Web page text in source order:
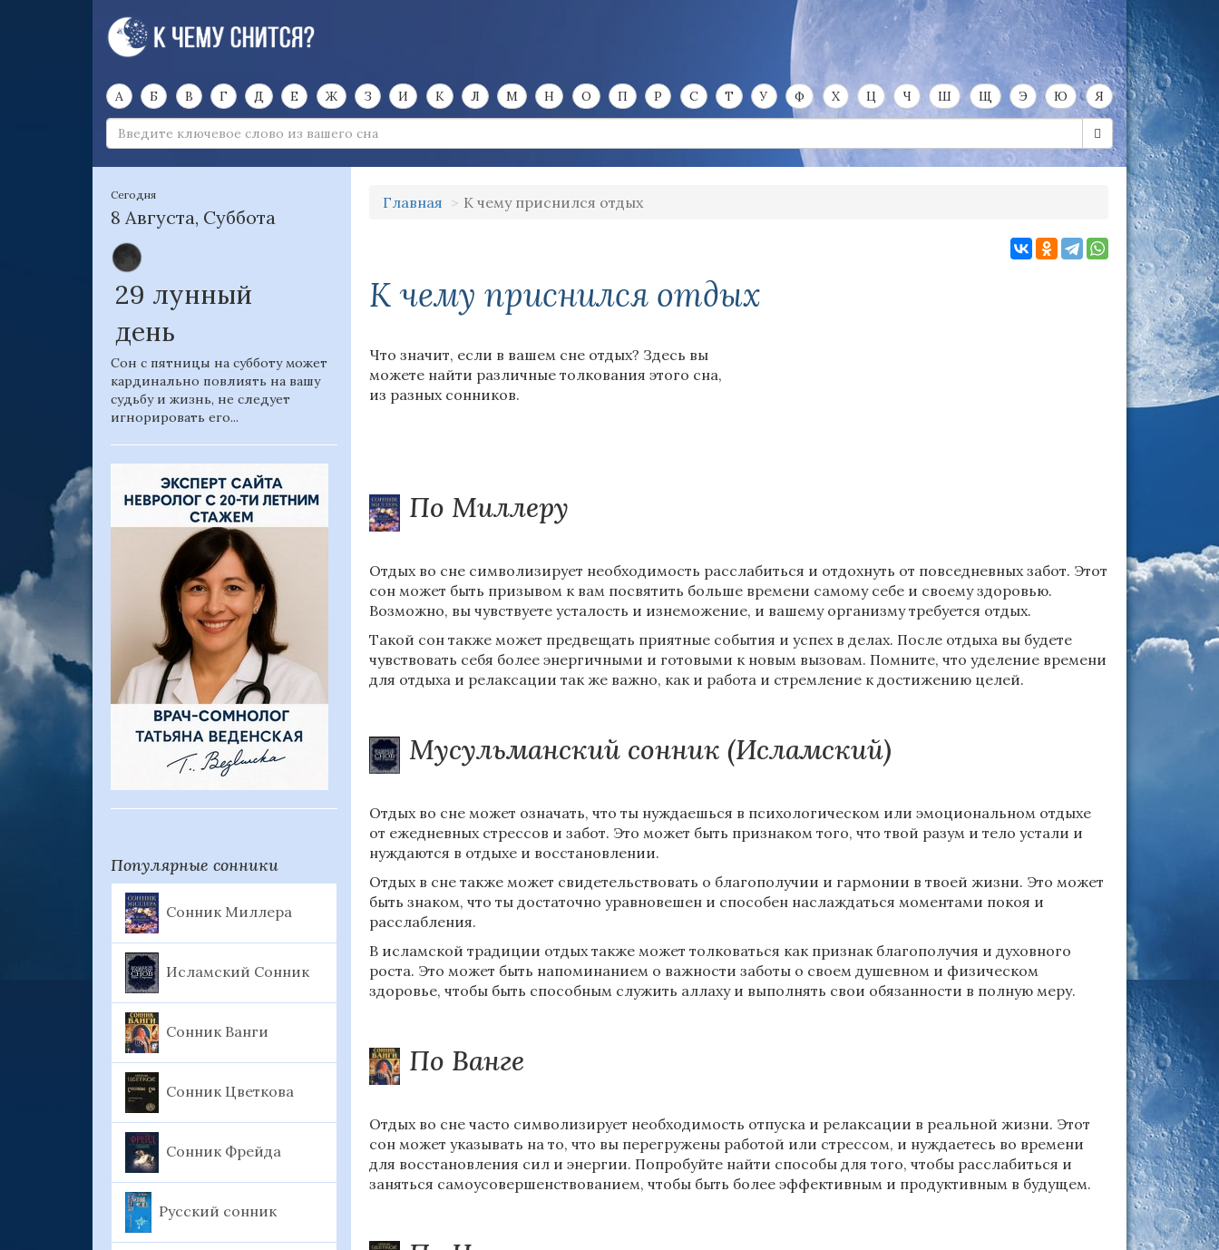
А Б В Г Д Е Ж З И К Л М Н О П Р С Т У Ф Х Ц Ч Ш Щ Э Ю Я
Сегодня
8 Августа, Суббота
29 лунный
день
Сон с пятницы на субботу может
кардинально повлиять на вашу
судьбу и жизнь, не следует
игнорировать его...
Популярные сонники
Сонник Миллера
Исламский Сонник
Сонник Ванги
Сонник Цветкова
Сонник Фрейда
Русский сонник
Главная К чему приснился отдых
К чему приснился отдых
Что значит, если в вашем сне отдых? Здесь вы
можете найти различные толкования этого сна,
из разных сонников.
По Миллеру
Отдых во сне символизирует необходимость расслабиться и отдохнуть от повседневных забот. Этот
сон может быть призывом к вам посвятить больше времени самому себе и своему здоровью.
Возможно, вы чувствуете усталость и изнеможение, и вашему организму требуется отдых.
Такой сон также может предвещать приятные события и успех в делах. После отдыха вы будете
чувствовать себя более энергичными и готовыми к новым вызовам. Помните, что уделение времени
для отдыха и релаксации так же важно, как и работа и стремление к достижению целей.
Мусульманский сонник (Исламский)
Отдых во сне может означать, что ты нуждаешься в психологическом или эмоциональном отдыхе
от ежедневных стрессов и забот. Это может быть признаком того, что твой разум и тело устали и
нуждаются в отдыхе и восстановлении.
Отдых в сне также может свидетельствовать о благополучии и гармонии в твоей жизни. Это может
быть знаком, что ты достаточно уравновешен и способен наслаждаться моментами покоя и
расслабления.
В исламской традиции отдых также может толковаться как признак благополучия и духовного
роста. Это может быть напоминанием о важности заботы о своем душевном и физическом
здоровье, чтобы быть способным служить аллаху и выполнять свои обязанности в полную меру.
По Ванге
Отдых во сне часто символизирует необходимость отпуска и релаксации в реальной жизни. Этот
сон может указывать на то, что вы перегружены работой или стрессом, и нуждаетесь во времени
для восстановления сил и энергии. Попробуйте найти способы для того, чтобы расслабиться и
заняться самоусовершенствованием, чтобы быть более эффективным и продуктивным в будущем.